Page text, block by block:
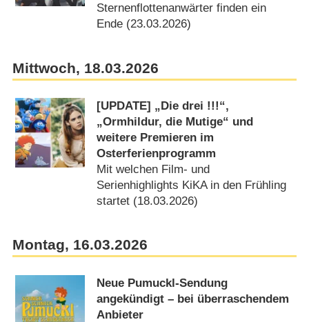
Sternenflottenanwärter finden ein
Ende (23.03.2026)
Mittwoch, 18.03.2026
[UPDATE] „Die drei !!!“,
„Ormhildur, die Mutige“ und
weitere Premieren im
Osterferienprogramm
Mit welchen Film- und
Serienhighlights KiKA in den Frühling
startet (18.03.2026)
Montag, 16.03.2026
Neue Pumuckl-Sendung
angekündigt – bei überraschendem
Anbieter